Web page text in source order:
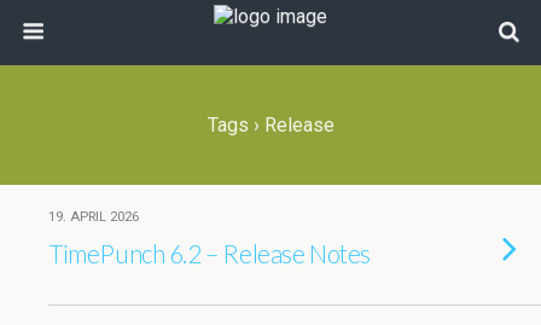
Tags › Release
19. APRIL 2026
TimePunch 6.2 – Release Notes